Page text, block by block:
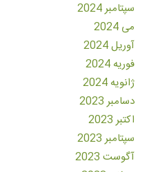
سپتامبر 2024
می 2024
آوریل 2024
فوریه 2024
ژانویه 2024
دسامبر 2023
اکتبر 2023
سپتامبر 2023
آگوست 2023